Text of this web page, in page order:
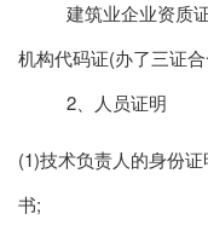
建筑业企业资质
机构代码证(办了三证合
2、人员证明
(1)技术负责人的身份
书;